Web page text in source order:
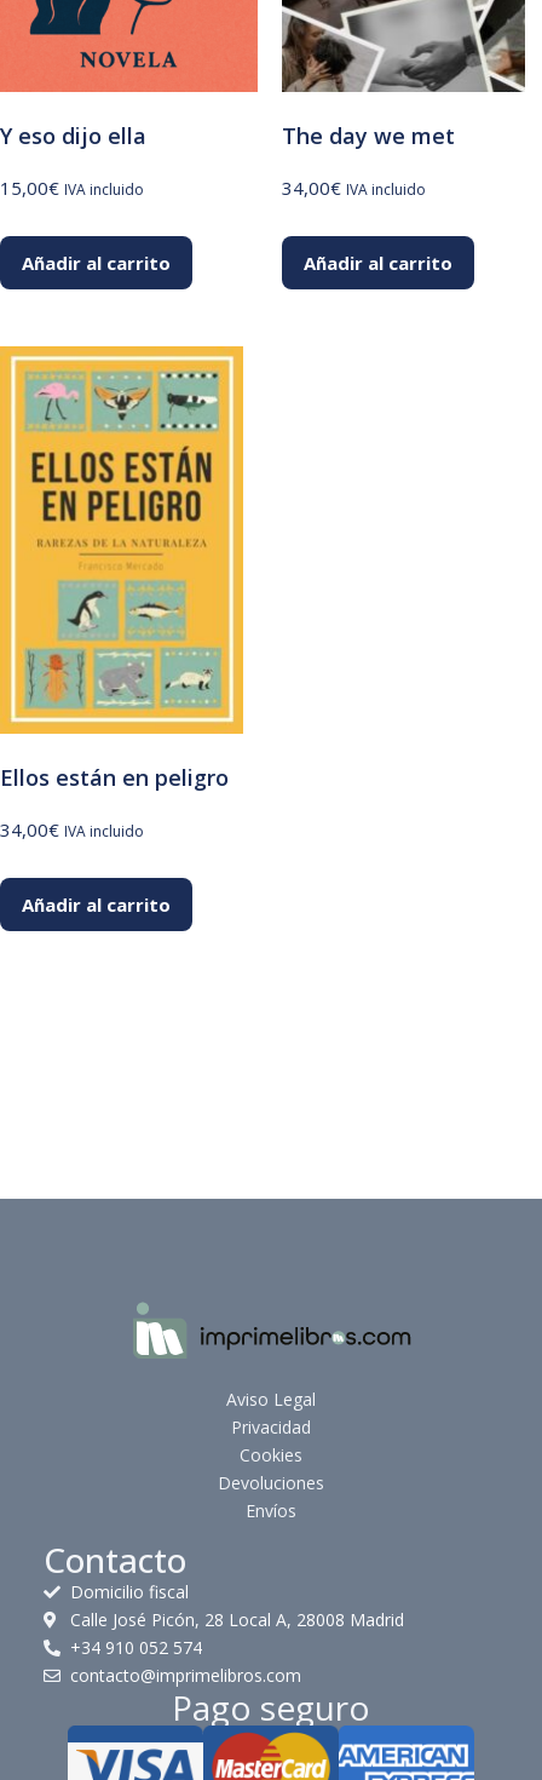
Y eso dijo ella
15,00€ IVA incluido
Añadir al carrito
The day we met
34,00€ IVA incluido
Añadir al carrito
Ellos están en peligro
34,00€ IVA incluido
Añadir al carrito
Aviso Legal
Privacidad
Cookies
Devoluciones
Envíos
Contacto
Domicilio fiscal
Calle José Picón, 28 Local A, 28008 Madrid
+34 910 052 574
contacto@imprimelibros.com
Pago seguro